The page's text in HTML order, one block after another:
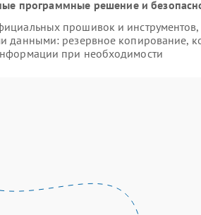
программные решение и
прошивок и инструментов,
данными: резервное копирование,
при необходимости